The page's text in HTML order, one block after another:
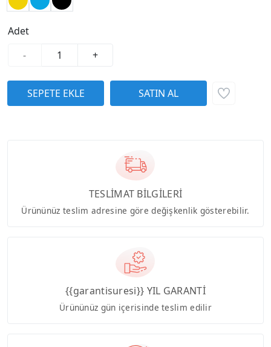
Adet
-
+
TESLİMAT BİLGİLERİ
Ürününüz teslim adresine göre değişkenlik gösterebilir.
{{garantisuresi}} YIL GARANTİ
Ürününüz gün içerisinde teslim edilir